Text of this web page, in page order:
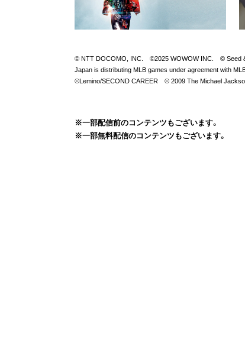
© NTT DOCOMO, INC. ©2025 WOWOW INC. © Seed &
Japan is distributing MLB games under agreement
©Lemino/SECOND CAREER © 2009 The Michael
※一部配信前のコンテンツもございます。
※一部無料配信のコンテンツもございます。